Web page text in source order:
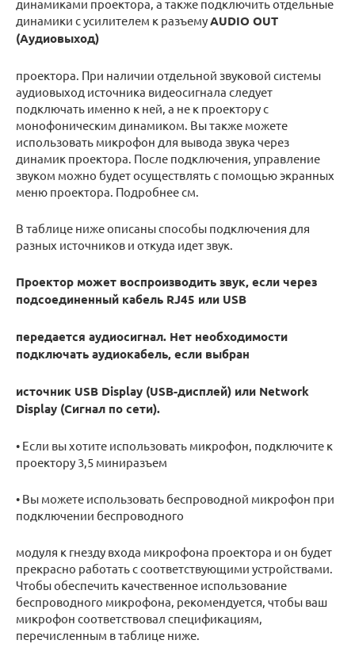
динамиками проектора, а также подключить отдельные
динамики с усилителем к разъемуAUDIO OUT
(Аудиовыход)
проектора. При наличии отдельной звуковой системы
аудиовыход источника видеосигнала следует
подключать именно к ней, а не к проектору c
монофоническим динамиком. Вы также можете
использовать микрофон для вывода звука через
динамик проектора. После подключения, управление
звуком можно будет осуществлять с помощью экранных
меню проектора. Подробнее см.
В таблице ниже описаны способы подключения для
разных источников и откуда идет звук.
Проектор может воспроизводить звук, если через
подсоединенный кабель RJ45 или USB
передается аудиосигнал. Нет необходимости
подключать аудиокабель, если выбран
источник USB Display (USB-дисплей) или Network
Display (Сигнал по сети).
• Если вы хотите использовать микрофон, подключите к
проектору 3,5 миниразъем
• Вы можете использовать беспроводной микрофон при
подключении беспроводного
модуля к гнезду входа микрофона проектора и он будет
прекрасно работать с соответствующими устройствами.
Чтобы обеспечить качественное использование
беспроводного микрофона, рекомендуется, чтобы ваш
микрофон соответствовал спецификациям,
перечисленным в таблице ниже.